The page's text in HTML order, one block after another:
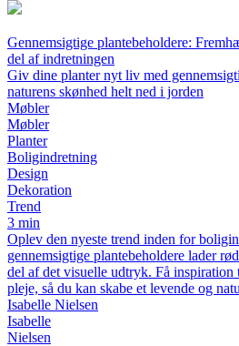
Gennemsigtige plantebeholdere:
del af indretningen
Giv dine planter nyt liv med
naturens skønhed helt ned i jorden
Møbler
Møbler
Planter
Boligindretning
Design
Dekoration
Trend
3 min
Oplev den nyeste trend inden for
gennemsigtige plantebeholdere lader
del af det visuelle udtryk. Få inspiration
pleje, så du kan skabe et levende og
Isabelle Nielsen
Isabelle
Nielsen